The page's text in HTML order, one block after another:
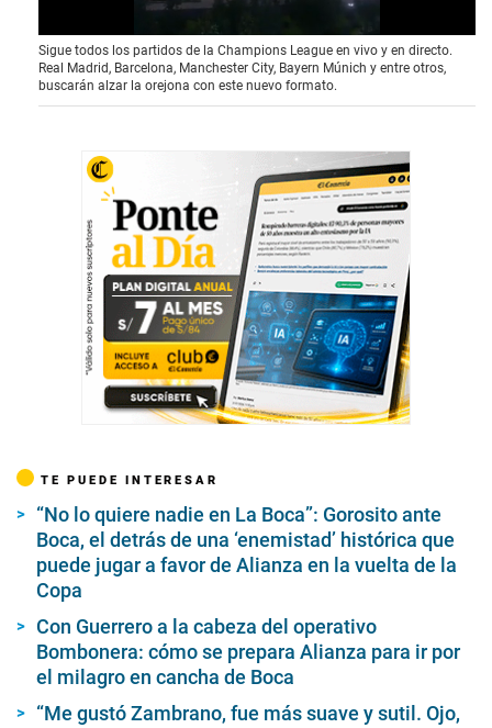
1
s
e
c
o
Sigue todos los partidos de la Champions League en vivo y en directo.
Real Madrid, Barcelona, Manchester City, Bayern Múnich y entre otros,
buscarán alzar la orejona con este nuevo formato.
TE PUEDE INTERESAR
“No lo quiere nadie en La Boca”: Gorosito ante
Boca, el detrás de una ‘enemistad’ histórica que
puede jugar a favor de Alianza en la vuelta de la
Copa
Con Guerrero a la cabeza del operativo
Bombonera: cómo se prepara Alianza para ir por
el milagro en cancha de Boca
“Me gustó Zambrano, fue más suave y sutil. Ojo,